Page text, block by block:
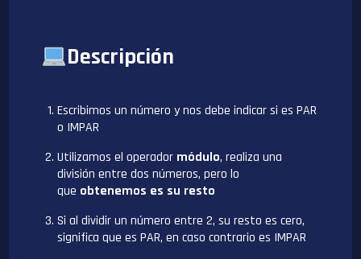
Descripción
Escribimos un número y nos debe indicar si es PAR
o IMPAR
Utilizamos el operador módulo, realiza una
división entre dos números, pero lo
que obtenemos es su resto
Si al dividir un número entre 2, su resto es cero,
significa que es PAR, en caso contrario es IMPAR